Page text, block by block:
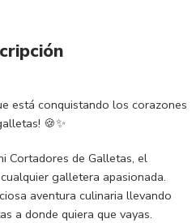
está conquistando los corazones
🍪✨
Cortadores de Galletas, el
galletera apasionada.
aventura culinaria llevando
a donde quiera que vayas.